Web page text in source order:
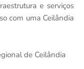
e serviços
com uma Ceilândia
de Ceilândia